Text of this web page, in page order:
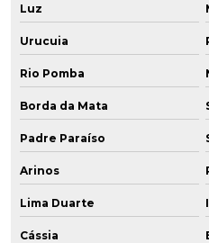
Luz
Urucuia
Rio Pomba
Borda da Mata
Padre Paraíso
Arinos
Lima Duarte
Cássia